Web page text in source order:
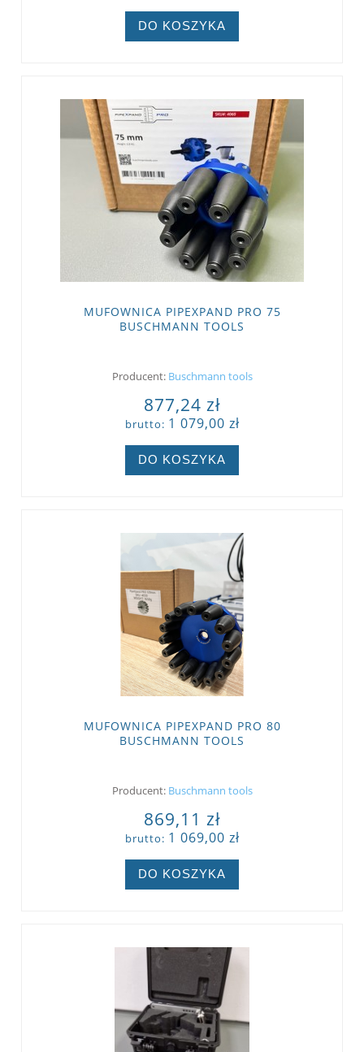
DO KOSZYKA
MUFOWNICA PIPEXPAND PRO 75
BUSCHMANN TOOLS
Producent: Buschmann tools
877,24 zł
brutto: 1 079,00 zł
DO KOSZYKA
MUFOWNICA PIPEXPAND PRO 80
BUSCHMANN TOOLS
Producent: Buschmann tools
869,11 zł
brutto: 1 069,00 zł
DO KOSZYKA